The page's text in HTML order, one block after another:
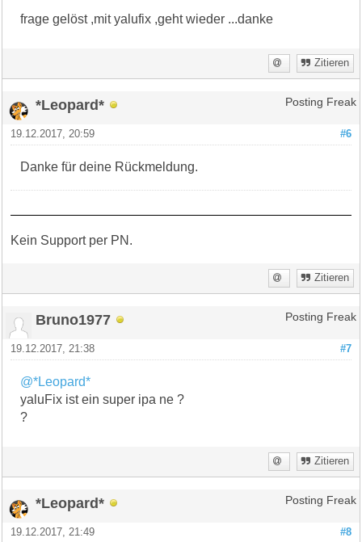
frage gelöst ,mit yalufix ,geht wieder ...danke
Zitieren
*Leopard* Posting Freak
#6
19.12.2017, 20:59
Danke für deine Rückmeldung.
Kein Support per PN.
Zitieren
Bruno1977 Posting Freak
#7
19.12.2017, 21:38
@*Leopard*
yaluFix ist ein super ipa ne ?
?
Zitieren
*Leopard* Posting Freak
#8
19.12.2017, 21:49